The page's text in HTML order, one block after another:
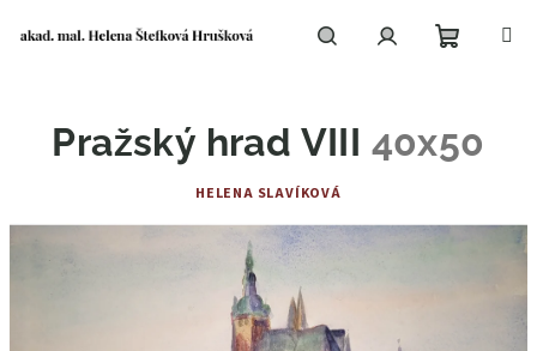
košík
Pražský hrad VIII 40x50
HELENA SLAVÍKOVÁ